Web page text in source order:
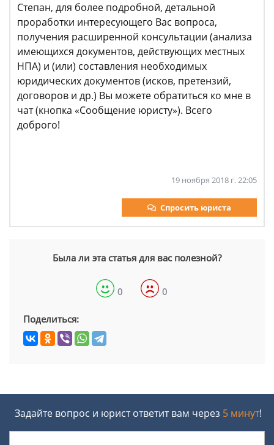
Степан, для более подробной, детальной
проработки интересующего Вас вопроса,
получения расширенной консультации (анализа
имеющихся документов, действующих местных
НПА) и (или) составления необходимых
юридических документов (исков, претензий,
договоров и др.) Вы можете обратиться ко мне в
чат (кнопка «Сообщение юристу»). Всего
доброго!
19 ноября 2018 г. 22:05
Спросить юриста
Была ли эта статья для вас полезной?
0 0
Поделиться:
Задайте вопрос и юрист ответит вам через 5 минут!